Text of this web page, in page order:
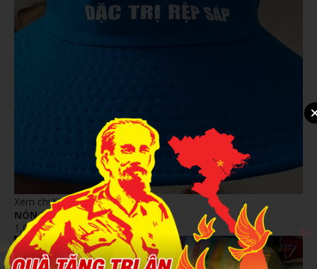
Xem chi tiết
NÓN TAI BÈO 4
1,000đ